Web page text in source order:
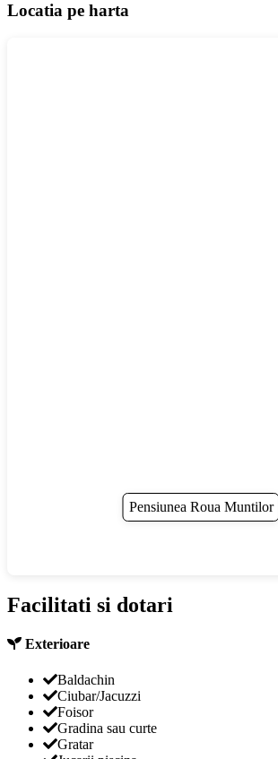
Locatia pe harta
Pensiunea Roua Muntilor
Facilitati si dotari
Exterioare
Baldachin
Ciubar/Jacuzzi
Foisor
Gradina sau curte
Gratar